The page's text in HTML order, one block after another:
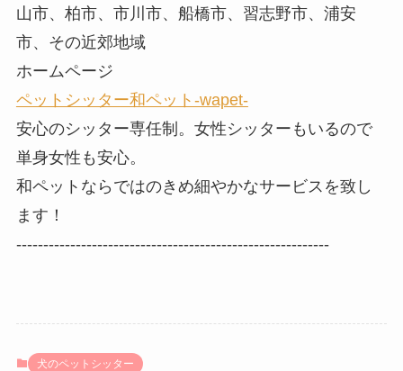
山市、柏市、市川市、船橋市、習志野市、浦安
市、その近郊地域
ホームページ
ペットシッター和ペット-wapet-
安心のシッター専任制。女性シッターもいるので
単身女性も安心。
和ペットならではのきめ細やかなサービスを致し
ます！
----------------------------------------------------------
犬のペットシッター